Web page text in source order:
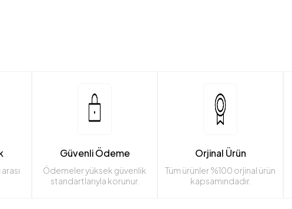
Güvenli Ödeme
Ödemeler yüksek güvenlik
standartlarıyla korunur.
Orjinal Ürün
Tüm ürünler %100 orjinal ürün
kapsamındadır.